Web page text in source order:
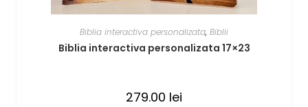
Biblia interactiva personalizata, Biblii
Biblia interactiva personalizata 17×23
279.00 lei